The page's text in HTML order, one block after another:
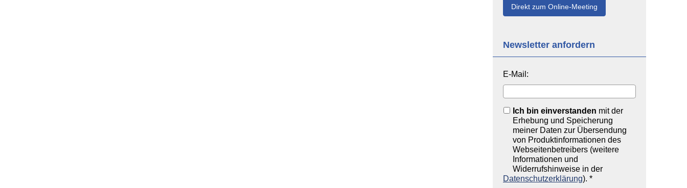
Direkt zum Online-Meeting
Newsletter anfordern
E-Mail:
Ich bin einverstanden mit der
Erhebung und Speicherung
meiner Daten zur Übersendung
von Produktinformationen des
Webseitenbetreibers (weitere
Informationen und
Widerrufshinweise in der
Datenschutzerklärung). *